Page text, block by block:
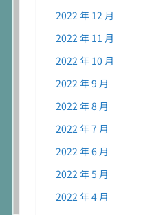
2022 年 12 月
2022 年 11 月
2022 年 10 月
2022 年 9 月
2022 年 8 月
2022 年 7 月
2022 年 6 月
2022 年 5 月
2022 年 4 月